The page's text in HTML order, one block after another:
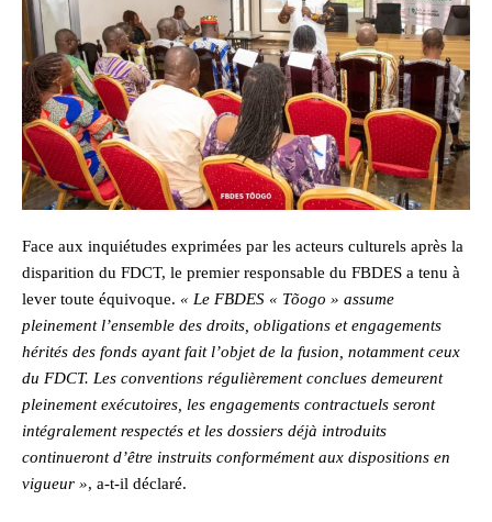
Face aux inquiétudes exprimées par les acteurs culturels après la
disparition du FDCT, le premier responsable du FBDES a tenu à
lever toute équivoque. « Le FBDES « Tõogo » assume
pleinement l’ensemble des droits, obligations et engagements
hérités des fonds ayant fait l’objet de la fusion, notamment ceux
du FDCT. Les conventions régulièrement conclues demeurent
pleinement exécutoires, les engagements contractuels seront
intégralement respectés et les dossiers déjà introduits
continueront d’être instruits conformément aux dispositions en
vigueur », a-t-il déclaré.